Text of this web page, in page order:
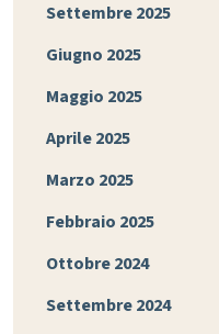
Settembre 2025
Giugno 2025
Maggio 2025
Aprile 2025
Marzo 2025
Febbraio 2025
Ottobre 2024
Settembre 2024